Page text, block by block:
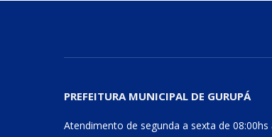
PREFEITURA MUNICIPAL DE GURUPÁ
Atendimento de segunda a sexta de 08:00hs